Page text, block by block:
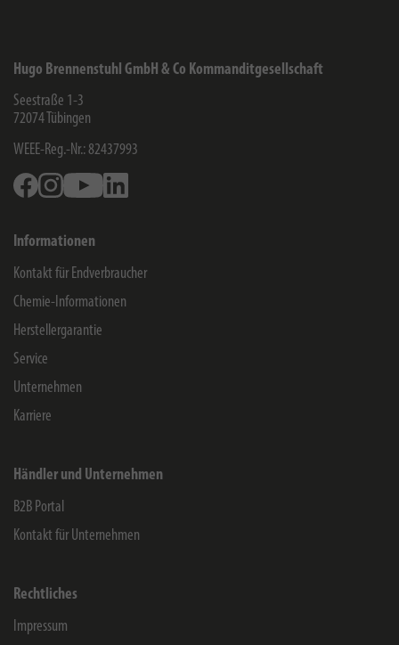
Hugo Brennenstuhl GmbH & Co Kommanditgesellschaft
Seestraße 1-3
72074 Tübingen
WEEE-Reg.-Nr.: 82437993
FacebookInstagramYoutube
Informationen
Kontakt für Endverbraucher
Chemie-Informationen
Herstellergarantie
Service
Unternehmen
Karriere
Händler und Unternehmen
B2B Portal
Kontakt für Unternehmen
Rechtliches
Impressum